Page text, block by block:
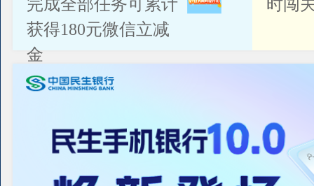
完成全部任务可累计
获得180元微信立减
金
时闯